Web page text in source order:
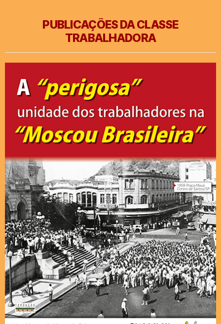
PUBLICAÇÕES DA CLASSE
TRABALHADORA